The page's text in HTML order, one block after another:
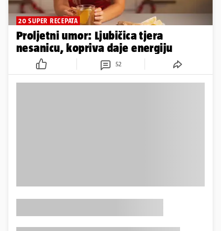
20 SUPER RECEPATA
Proljetni umor: Ljubičica tjera
nesanicu, kopriva daje energiju
52